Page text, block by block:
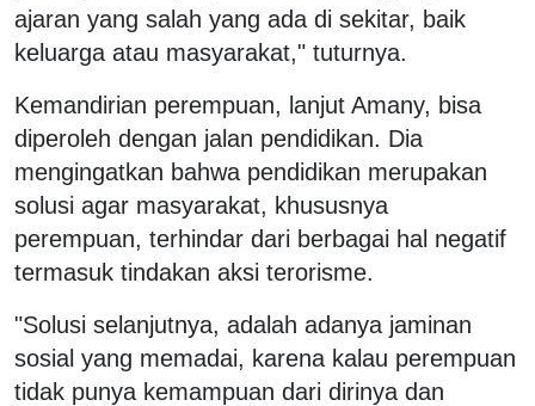
ajaran yang salah yang ada di sekitar, baik
keluarga atau masyarakat," tuturnya.
Kemandirian perempuan, lanjut Amany, bisa
diperoleh dengan jalan pendidikan. Dia
mengingatkan bahwa pendidikan merupakan
solusi agar masyarakat, khususnya
perempuan, terhindar dari berbagai hal negatif
termasuk tindakan aksi terorisme.
"Solusi selanjutnya, adalah adanya jaminan
sosial yang memadai, karena kalau perempuan
tidak punya kemampuan dari dirinya dan